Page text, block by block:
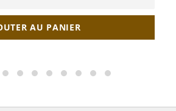
AU PANIER